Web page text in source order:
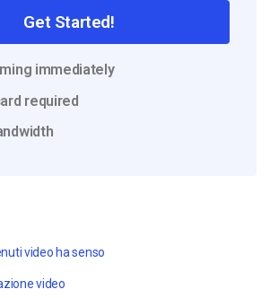
Get Started!
immediately
required
video ha senso
video